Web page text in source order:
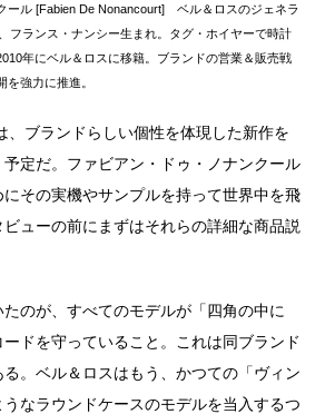
ール [Fabien De Nonancourt] ベル＆ロスのジェネラ
フランス・ナンシー生まれ。タグ・ホイヤーで時計
年にベル＆ロスに移籍。ブランドの営業＆販売戦
強力に推進。
、ブランドらしい個性を体現した新作を
定だ。ファビアン・ドゥ・ノナンクール
その実機やサンプルを持って世界中を飛
ューの前にまずはそれらの詳細な商品説
のが、すべてのモデルが「四角の中に
ドを守っていること。これは同ブランド
。ベル＆ロスはもう、かつての「ヴィン
なラウンドケースのモデルを当入するつ